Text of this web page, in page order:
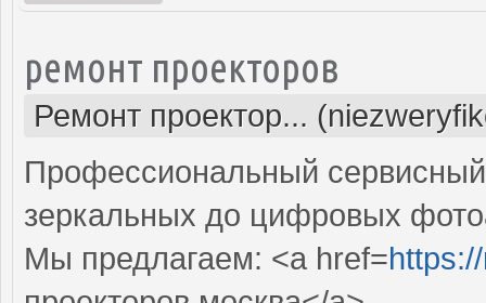
ремонт проекторов
Ремонт проектор...
Профессиональный
зеркальных до цифровых
Мы предлагаем: <a href=